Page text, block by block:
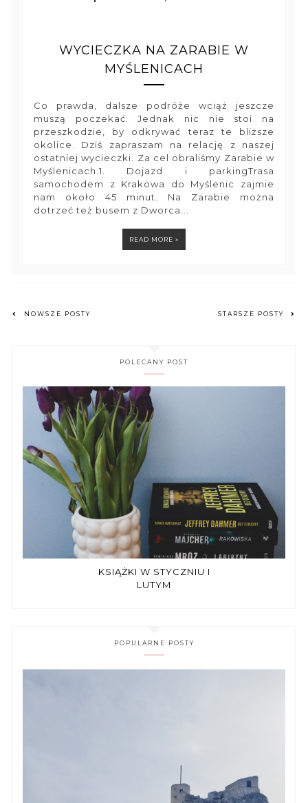
WYCIECZKA NA ZARABIE W
MYŚLENICACH
Co prawda, dalsze podróże wciąż jeszcze
muszą poczekać. Jednak nic nie stoi na
przeszkodzie, by odkrywać teraz te bliższe
okolice. Dziś zapraszam na relację z naszej
ostatniej wycieczki. Za cel obraliśmy Zarabie w
Myślenicach.1. Dojazd i parkingTrasa
samochodem z Krakowa do Myślenic zajmie
nam około 45 minut. Na Zarabie można
dotrzeć też busem z Dworca...
READ MORE »
NOWSZE POSTY STARSZE POSTY
POLECANY POST
KSIĄŻKI W STYCZNIU I
LUTYM
POPULARNE POSTY